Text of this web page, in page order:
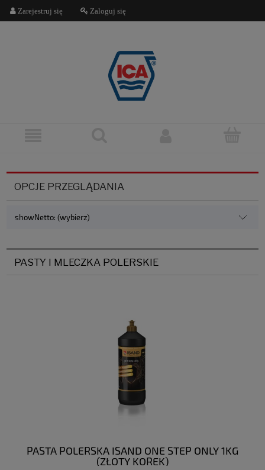
Zarejestruj się Zaloguj się
OPCJE PRZEGLĄDANIA
showNetto: (wybierz)
PASTY I MLECZKA POLERSKIE
PASTA POLERSKA ISAND ONE STEP ONLY 1KG
(ZŁOTY KOREK)